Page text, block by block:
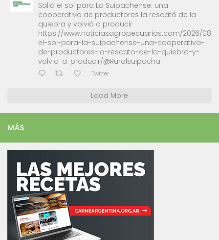
Salió el sol para La Suipachense: una
cooperativa de productores la rescató de la
quiebra y volvió a producir
https://www.noticiasagropecuarias.com/2026/08/
el-sol-para-la-suipachense-una-cooperativa-
de-productores-la-rescato-de-la-quiebra-y-
volvio-a-producir/@Ruralsuipacha
Twitter
Load More
MÁS